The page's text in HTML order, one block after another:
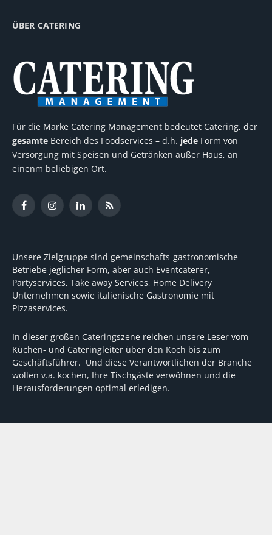
ÜBER CATERING
Für die Marke Catering Management bedeutet Catering, der
gesamte Bereich des Foodservices – d.h. jede Form von
Versorgung mit Speisen und Getränken außer Haus, an
einenm beliebigen Ort.
FacebookInstagramLinkedInRSS
Unsere Zielgruppe sind gemeinschafts-gastronomische
Betriebe jeglicher Form, aber auch Eventcaterer,
Partyservices, Take away Services, Home Delivery
Unternehmen sowie italienische Gastronomie mit
Pizzaservices.
In dieser großen Cateringszene reichen unsere Leser vom
Küchen- und Cateringleiter über den Koch bis zum
Geschäftsführer. Und diese Verantwortlichen der Branche
wollen v.a. kochen, Ihre Tischgäste verwöhnen und die
Herausforderungen optimal erledigen.